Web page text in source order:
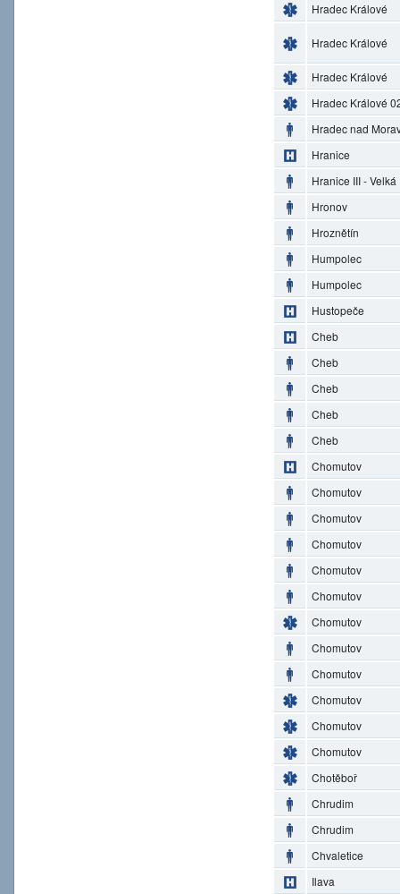
Hradec Králové
Hradec Králové
Hradec Králové
Hradec Králové
Hradec nad
Hranice
Hranice III - Velká
Hronov
Hroznětín
Humpolec
Humpolec
Hustopeče
Cheb
Cheb
Cheb
Cheb
Cheb
Chomutov
Chomutov
Chomutov
Chomutov
Chomutov
Chomutov
Chomutov
Chomutov
Chomutov
Chomutov
Chomutov
Chomutov
Chotěboř
Chrudim
Chrudim
Chvaletice
Ilava